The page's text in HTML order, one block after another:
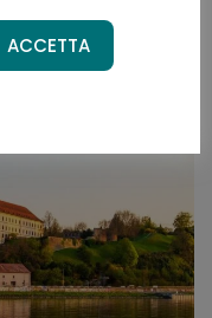
ACCETTA